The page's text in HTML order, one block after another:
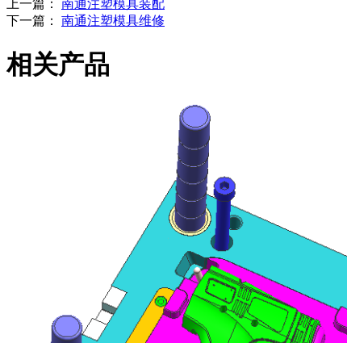
上一篇： 南通注塑模具装配
下一篇： 南通注塑模具维修
相关产品